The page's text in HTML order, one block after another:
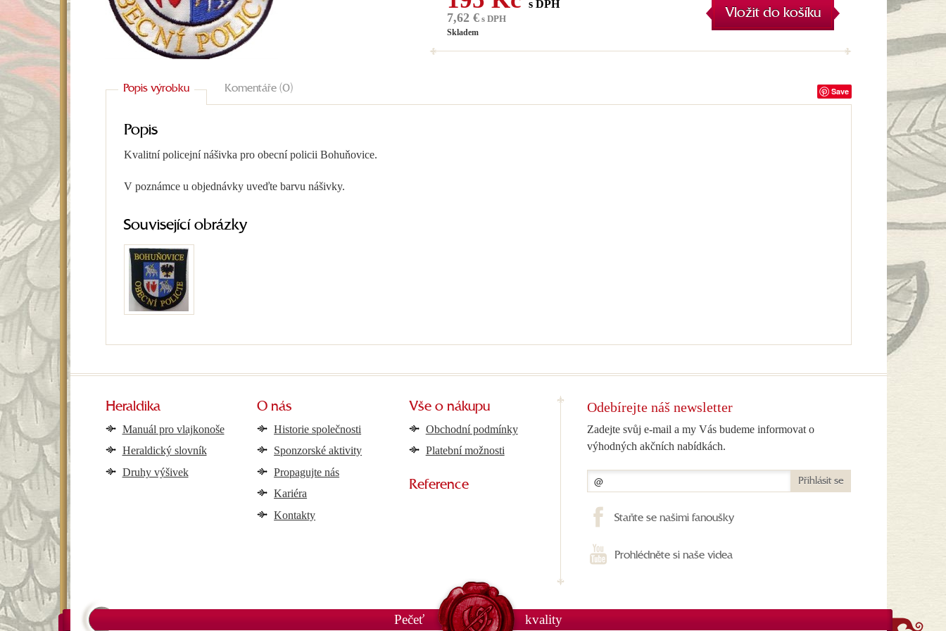
s DPH
7,62 €s DPH
Skladem
Vložit do košíku
Popis výrobku Komentáře (0)
Popis
Kvalitní policejní nášivka pro obecní policii Bohuňovice.
V poznámce u objednávky uveďte barvu nášivky.
Související obrázky
Save
Heraldika
Manuál pro vlajkonoše
Heraldický slovník
Druhy výšivek
O nás
Historie společnosti
Sponzorské aktivity
Propagujte nás
Kariéra
Kontakty
Vše o nákupu
Obchodní podmínky
Platební možnosti
Reference
Odebírejte náš newsletter
Zadejte svůj e-mail a my Vás budeme informovat o
výhodných akčních nabídkách.
Přihlásit se
Staňte se našimi fanoušky
Prohlédněte si naše videa
Pečeť kvality